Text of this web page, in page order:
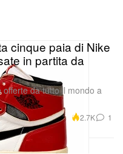
cinque paia di Nike
in partita da
offerte da tutto il mondo a
2.7K 1